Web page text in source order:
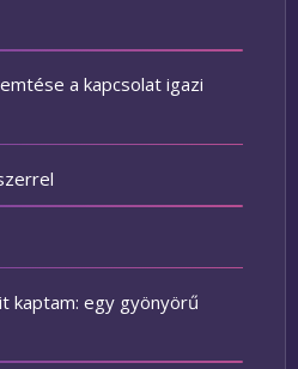
a kapcsolat igazi
kaptam: egy gyönyörű